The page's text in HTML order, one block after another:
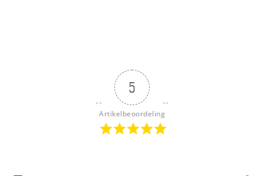
5
Artikelbeoordeling